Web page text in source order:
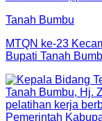
Tanah Bumbu
MTQN ke-23
Bupati Tanah